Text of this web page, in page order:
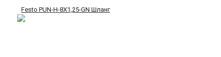
Festo PUN-H-8X1,25-GN Шланг